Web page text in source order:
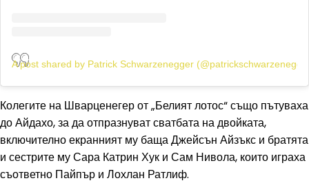
A post shared by Patrick Schwarzenegger
Колегите на Шварценегер от „Белият лотос“ също пътуваха
до Айдахо, за да отпразнуват сватбата на двойката,
включително екранният му баща Джейсън Айзъкс и братята
и сестрите му Сара Катрин Хук и Сам Нивола, които играха
съответно Пайпър и Лохлан Ратлиф.